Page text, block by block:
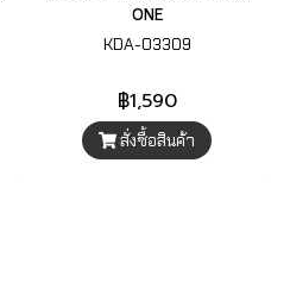
ONE
KDA-03309
฿1,590
สั่งซื้อสินค้า